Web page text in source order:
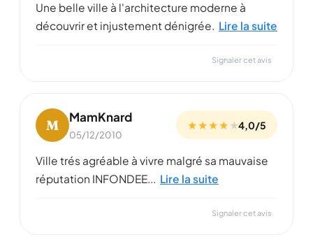
Une belle ville à l'architecture moderne à
découvrir et injustement dénigrée. Lire la suite
Signaler cet avis
M MamKnard
05/12/2010
★ ★ ★ ★★4,0/5
Ville trés agréable à vivre malgré sa mauvaise
réputation INFONDEE... Lire la suite
Signaler cet avis